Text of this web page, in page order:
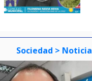
Sociedad > Noticia